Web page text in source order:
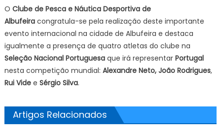
O Clube de Pesca e Náutica Desportiva de
Albufeiracongratula-se pela realização deste importante
evento internacional na cidade de Albufeira e destaca
igualmente a presença de quatro atletas do clube na
Seleção Nacional Portuguesa que irá representar Portugal
nesta competição mundial: Alexandre Neto, João Rodrigues,
Rui Videe Sérgio Silva.
Artigos Relacionados